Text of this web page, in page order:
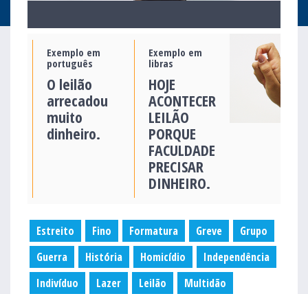
Exemplo em
português
O leilão
arrecadou
muito
dinheiro.
Exemplo em
libras
HOJE
ACONTECER
LEILÃO
PORQUE
FACULDADE
PRECISAR
DINHEIRO.
Estreito Fino Formatura Greve
Grupo
Guerra
História Homicídio
Independência
Indivíduo
Lazer Leilão
Multidão